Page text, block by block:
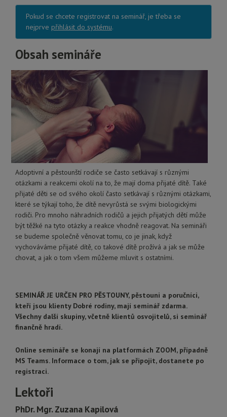
Pokud se chcete registrovat na seminář, je třeba se
nejprve přihlásit do systému.
Obsah semináře
Adoptivní a pěstounští rodiče se často setkávají s různými
otázkami a reakcemi okolí na to, že mají doma přijaté dítě. Také
přijaté děti se od svého okolí často setkávají s různými otázkami,
které se týkají toho, že dítě nevyrůstá se svými biologickými
rodiči. Pro mnoho náhradních rodičů a jejich přijatých dětí může
být těžké na tyto otázky a reakce vhodně reagovat. Na semináři
se budeme společně věnovat tomu, co je jinak, když
vychováváme přijaté dítě, co takové dítě prožívá a jak se může
chovat, a jak o tom všem můžeme mluvit s ostatními.
SEMINÁŘ JE URČEN PRO PĚSTOUNY, pěstouni a poručníci,
kteří jsou klienty Dobré rodiny, mají seminář zdarma.
Všechny další skupiny, včetně klientů osvojitelů, si seminář
finančně hradí.
Online semináře se konají na platformách ZOOM, případně
MS Teams. Informace o tom, jak se připojit, dostanete po
registraci.
Lektoři
PhDr. Mgr. Zuzana Kapilová